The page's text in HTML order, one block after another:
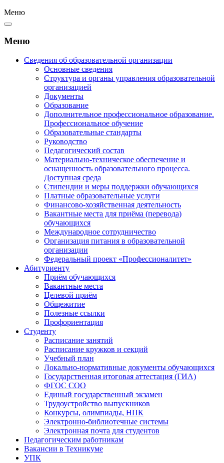
Меню
Меню
Сведения об образовательной организации
Основные сведения
Структура и органы управления образовательной
организацией
Документы
Образование
Дополнительное профессиональное образование.
Профессиональное обучение
Образовательные стандарты
Руководство
Педагогический состав
Материально-техническое обеспечение и
оснащенность образовательного процесса.
Доступная среда
Стипендии и меры поддержки обучающихся
Платные образовательные услуги
Финансово-хозяйственная деятельность
Вакантные места для приёма (перевода)
обучающихся
Международное сотрудничество
Организация питания в образовательной
организации
Федеральный проект «Профессионалитет»
Абитуриенту
Приём обучающихся
Вакантные места
Целевой приём
Общежитие
Полезные ссылки
Профориентация
Студенту
Расписание занятий
Расписание кружков и секций
Учебный план
Локально-нормативные документы обучающихся
Государственная итоговая аттестация (ГИА)
ФГОС СОО
Единый государственный экзамен
Трудоустройство выпускников
Конкурсы, олимпиады, НПК
Электронно-библиотечные системы
Электронная почта для студентов
Педагогическим работникам
Вакансии в Техникуме
УПК